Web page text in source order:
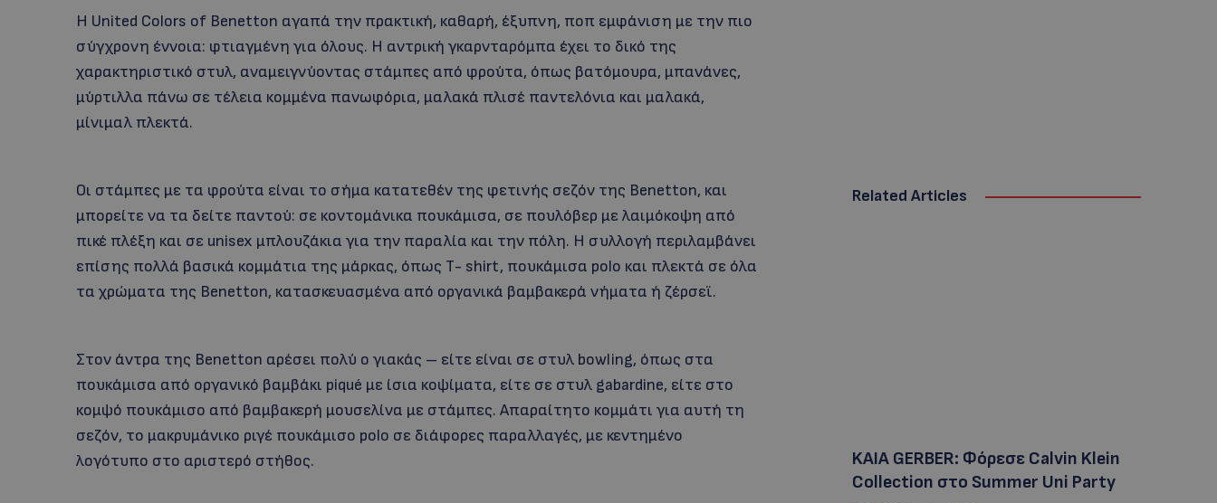
Η United Colors of Benetton αγαπά την πρακτική, καθαρή, έξυπνη, ποπ εμφάνιση με την πιο
σύγχρονη έννοια: φτιαγμένη για όλους. Η αντρική γκαρνταρόμπα έχει το δικό της
χαρακτηριστικό στυλ, αναμειγνύοντας στάμπες από φρούτα, όπως βατόμουρα, μπανάνες,
μύρτιλλα πάνω σε τέλεια κομμένα πανωφόρια, μαλακά πλισέ παντελόνια και μαλακά,
μίνιμαλ πλεκτά.
Οι στάμπες με τα φρούτα είναι το σήμα κατατεθέν της φετινής σεζόν της Benetton, και
μπορείτε να τα δείτε παντού: σε κοντομάνικα πουκάμισα, σε πουλόβερ με λαιμόκοψη από
πικέ πλέξη και σε unisex μπλουζάκια για την παραλία και την πόλη. Η συλλογή περιλαμβάνει
επίσης πολλά βασικά κομμάτια της μάρκας, όπως Τ- shirt, πουκάμισα polo και πλεκτά σε όλα
τα χρώματα της Benetton, κατασκευασμένα από οργανικά βαμβακερά νήματα ή ζέρσεϊ.
Στον άντρα της Benetton αρέσει πολύ ο γιακάς – είτε είναι σε στυλ bowling, όπως στα
πουκάμισα από οργανικό βαμβάκι piqué με ίσια κοψίματα, είτε σε στυλ gabardine, είτε στο
κομψό πουκάμισο από βαμβακερή μουσελίνα με στάμπες. Απαραίτητο κομμάτι για αυτή τη
σεζόν, το μακρυμάνικο ριγέ πουκάμισο polo σε διάφορες παραλλαγές, με κεντημένο
λογότυπο στο αριστερό στήθος.
Related Articles
KAIA GERBER: Φόρεσε Calvin Klein
Collection στο Summer Uni Party